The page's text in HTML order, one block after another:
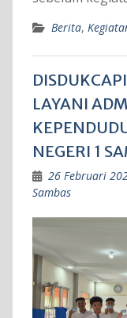
Berita,
LAYANI
NEGERI 1
26 Februari
Sambas